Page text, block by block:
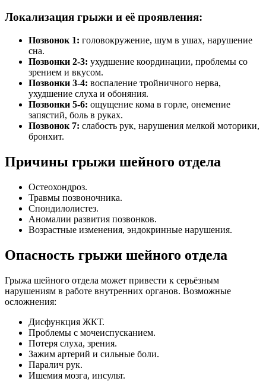
Локализация грыжи и её проявления:
Позвонок 1: головокружение, шум в ушах, нарушение
сна.
Позвонки 2-3: ухудшение координации, проблемы со
зрением и вкусом.
Позвонки 3-4: воспаление тройничного нерва,
ухудшение слуха и обоняния.
Позвонки 5-6: ощущение кома в горле, онемение
запястий, боль в руках.
Позвонок 7: слабость рук, нарушения мелкой моторики,
бронхит.
Причины грыжи шейного отдела
Остеохондроз.
Травмы позвоночника.
Спондилолистез.
Аномалии развития позвонков.
Возрастные изменения, эндокринные нарушения.
Опасность грыжи шейного отдела
Грыжа шейного отдела может привести к серьёзным
нарушениям в работе внутренних органов. Возможные
осложнения:
Дисфункция ЖКТ.
Проблемы с мочеиспусканием.
Потеря слуха, зрения.
Зажим артерий и сильные боли.
Паралич рук.
Ишемия мозга, инсульт.